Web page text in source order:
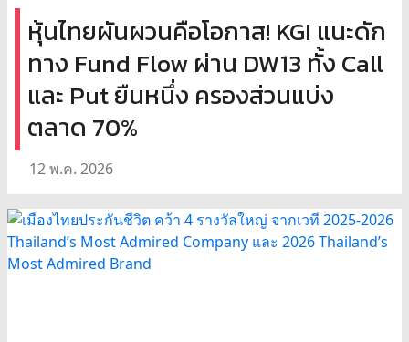
หุ้นไทยผันผวนคือโอกาส! KGI แนะดัก
ทาง Fund Flow ผ่าน DW13 ทั้ง Call
และ Put ยืนหนึ่ง ครองส่วนแบ่ง
ตลาด 70%
12 พ.ค. 2026